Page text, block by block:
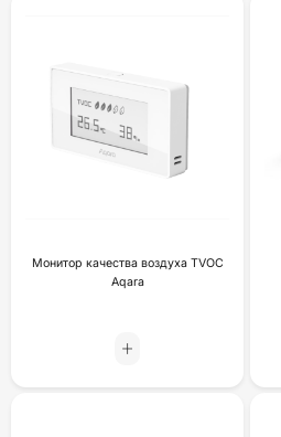
Монитор качества воздуха TVOC
Aqara